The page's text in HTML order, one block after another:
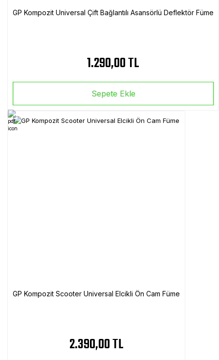
GP Kompozit Universal Çift Bağlantılı Asansörlü Deflektör Füme
1.290,00 TL
Sepete Ekle
GP Kompozit Scooter Universal Elcikli Ön Cam Füme
2.390,00 TL